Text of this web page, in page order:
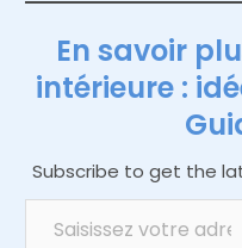
En savoir
intérieure :
Subscribe to get the
Saisissez votre adresse e-mail…